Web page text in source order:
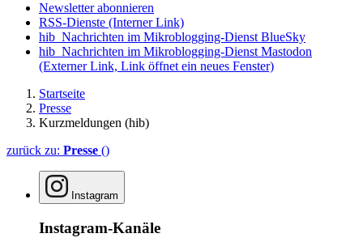
Newsletter abonnieren
RSS-Dienste (Interner Link)
hib_Nachrichten im Mikroblogging-Dienst BlueSky
hib_Nachrichten im Mikroblogging-Dienst Mastodon
(Externer Link, Link öffnet ein neues Fenster)
Startseite
Presse
Kurzmeldungen (hib)
zurück zu: Presse ()
Instagram
Instagram-Kanäle